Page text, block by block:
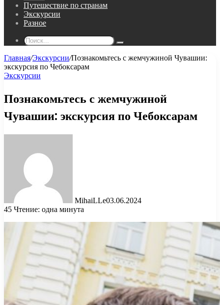
Путешествие по странам
Экскурсии
Разное
Поиск...
Главная/Экскурсии/Познакомьтесь с жемчужиной Чувашии:
экскурсия по Чебоксарам
Экскурсии
Познакомьтесь с жемчужиной
Чувашии: экскурсия по Чебоксарам
MihaiLLe03.06.2024
45 Чтение: одна минута